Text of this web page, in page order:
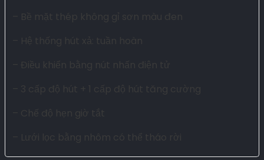
– Bề mặt thép không gỉ sơn màu đen
– Hệ thống hút xả: tuần hoàn
– Điều khiển bằng nút nhấn điện tử
– 3 cấp độ hút + 1 cấp độ hút tăng cường
– Chế độ hẹn giờ tắt
– Lưới lọc bằng nhôm có thể tháo rời